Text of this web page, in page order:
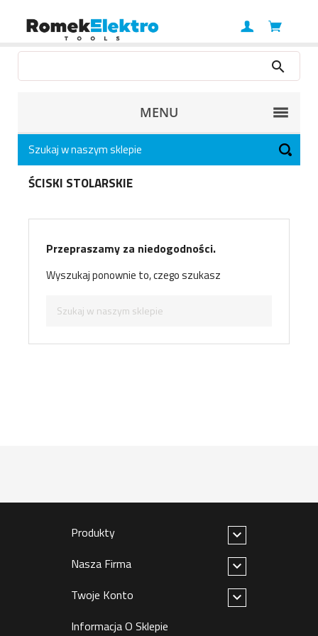
MENU
ŚCISKI STOLARSKIE
Przepraszamy za niedogodności.
Wyszukaj ponownie to, czego szukasz
Produkty

Nasza Firma

Twoje Konto

Informacja O Sklepie